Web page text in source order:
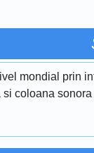
mondial prin
coloana